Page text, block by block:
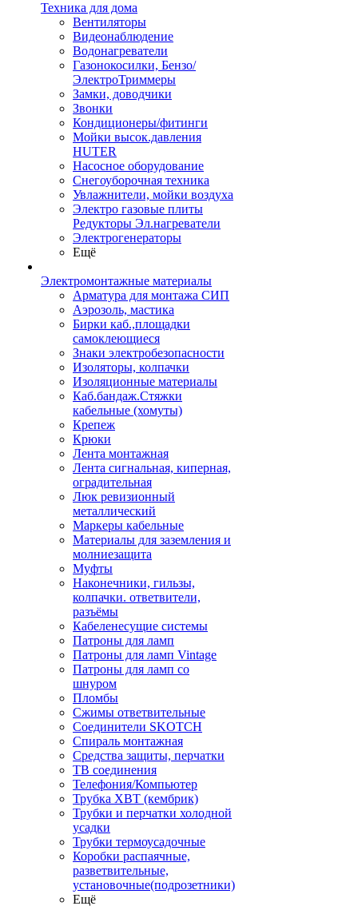
Техника для дома
Вентиляторы
Видеонаблюдение
Водонагреватели
Газонокосилки, Бензо/
ЭлектроТриммеры
Замки, доводчики
Звонки
Кондиционеры/фитинги
Мойки высок.давления
HUTER
Насосное оборудование
Снегоуборочная техника
Увлажнители, мойки воздуха
Электро газовые плиты
Редукторы Эл.нагреватели
Электрогенераторы
Ещё
Электромонтажные материалы
Арматура для монтажа СИП
Аэрозоль, мастика
Бирки каб.,площадки
самоклеющиеся
Знаки электробезопасности
Изоляторы, колпачки
Изоляционные материалы
Каб.бандаж.Стяжки
кабельные (хомуты)
Крепеж
Крюки
Лента монтажная
Лента сигнальная, киперная,
оградительная
Люк ревизионный
металлический
Маркеры кабельные
Материалы для заземления и
молниезащита
Муфты
Наконечники, гильзы,
колпачки. ответвители,
разъёмы
Кабеленесущие системы
Патроны для ламп
Патроны для ламп Vintage
Патроны для ламп со
шнуром
Пломбы
Сжимы ответвительные
Соединители SKOTCH
Спираль монтажная
Средства защиты, перчатки
ТВ соединения
Телефония/Компьютер
Трубка ХВТ (кембрик)
Трубки и перчатки холодной
усадки
Трубки термоусадочные
Коробки распаячные,
разветвительные,
установочные(подрозетники)
Ещё